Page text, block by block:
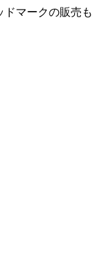
ドマークの販売も